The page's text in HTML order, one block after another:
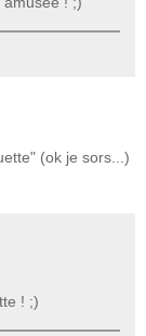
(ok je sors...)
! ;)